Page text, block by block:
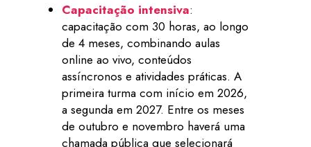
Capacitação intensiva:
capacitação com 30 horas, ao longo
de 4 meses, combinando aulas
online ao vivo, conteúdos
assíncronos e atividades práticas. A
primeira turma com início em 2026,
a segunda em 2027. Entre os meses
de outubro e novembro haverá uma
chamada pública que selecionará